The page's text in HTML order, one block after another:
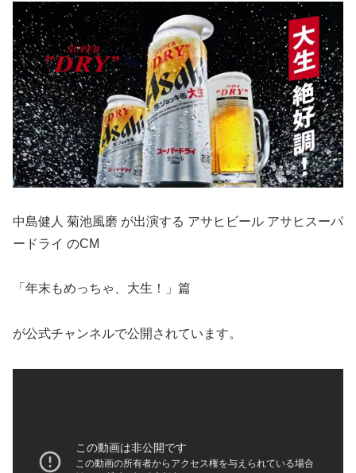
中島健人 菊池風磨 が出演する アサヒビール アサヒスーパ
ードライ のCM
「年末もめっちゃ、大生！」篇
が公式チャンネルで公開されています。